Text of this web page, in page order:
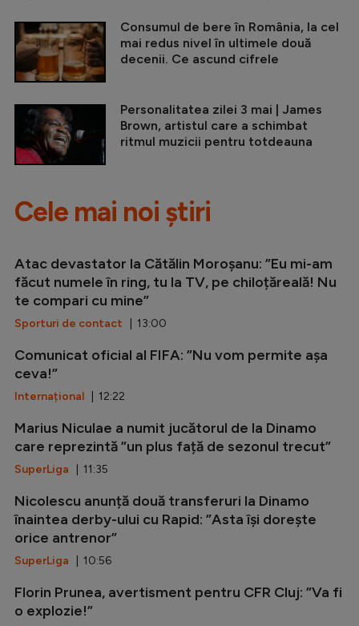
Consumul de bere în România, la cel
mai redus nivel în ultimele două
decenii. Ce ascund cifrele
Personalitatea zilei 3 mai | James
Brown, artistul care a schimbat
ritmul muzicii pentru totdeauna
Cele mai noi știri
Atac devastator la Cătălin Moroșanu: ”Eu mi-am
făcut numele în ring, tu la TV, pe chiloțăreală! Nu
te compari cu mine”
Sporturi de contact | 13:00
Comunicat oficial al FIFA: ”Nu vom permite așa
ceva!”
Internațional | 12:22
Marius Niculae a numit jucătorul de la Dinamo
care reprezintă ”un plus față de sezonul trecut”
SuperLiga | 11:35
Nicolescu anunță două transferuri la Dinamo
înaintea derby-ului cu Rapid: ”Asta își dorește
orice antrenor”
SuperLiga | 10:56
Florin Prunea, avertisment pentru CFR Cluj: ”Va fi
o explozie!”